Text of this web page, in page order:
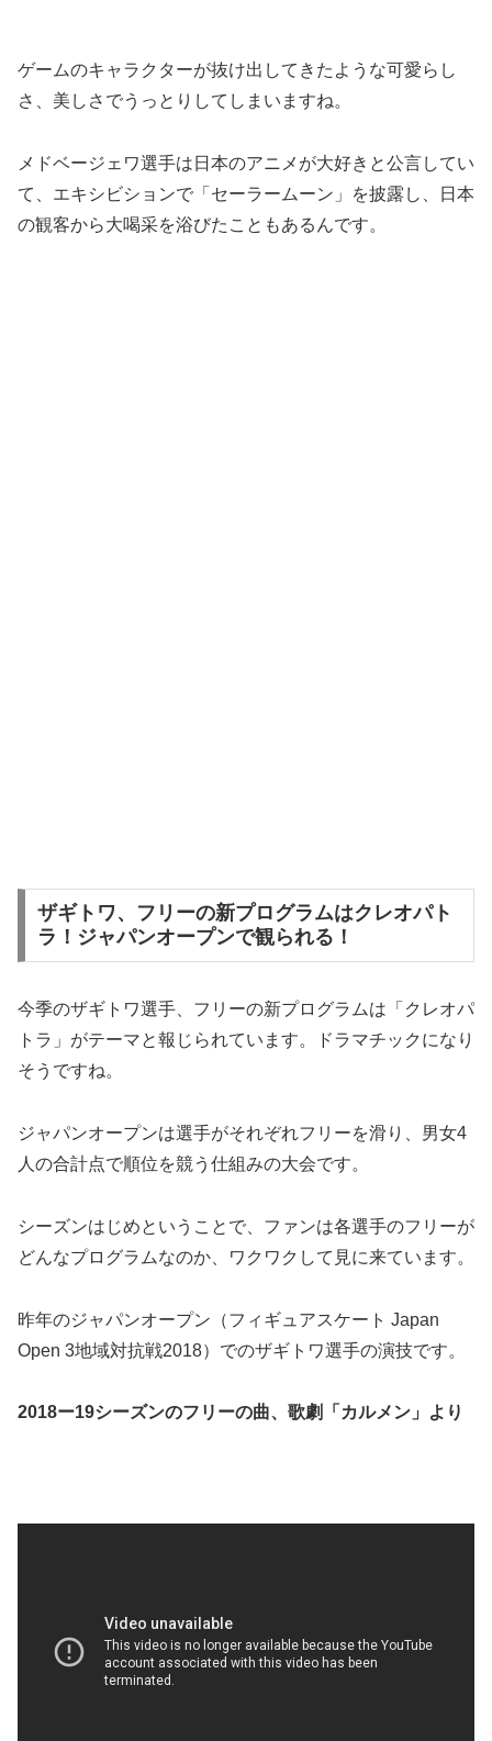
ゲームのキャラクターが抜け出してきたような可愛らし
さ、美しさでうっとりしてしまいますね。
メドベージェワ選手は日本のアニメが大好きと公言してい
て、エキシビションで「セーラームーン」を披露し、日本
の観客から大喝采を浴びたこともあるんです。
ザギトワ、フリーの新プログラムはクレオパト
ラ！ジャパンオープンで観られる！
今季のザギトワ選手、フリーの新プログラムは「クレオパ
トラ」がテーマと報じられています。ドラマチックになり
そうですね。
ジャパンオープンは選手がそれぞれフリーを滑り、男女4
人の合計点で順位を競う仕組みの大会です。
シーズンはじめということで、ファンは各選手のフリーが
どんなプログラムなのか、ワクワクして見に来ています。
昨年のジャパンオープン（フィギュアスケート Japan
Open 3地域対抗戦2018）でのザギトワ選手の演技です。
2018ー19シーズンのフリーの曲、歌劇「カルメン」より